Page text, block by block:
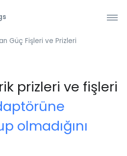
Güç Fişleri ve Prizleri
prizleri ve fişleri
olmadığını